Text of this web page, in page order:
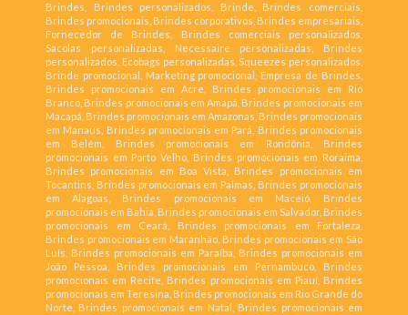
Brindes, Brindes personalizados, Brinde, Brindes comerciais,
Brindes promocionais, Brindes corporativos, Brindes empresariais,
Fornecedor de Brindes, Brindes comerciais personalizados,
Sacolas personalizadas, Necessaire personalizadas, Brindes
personalizados, Ecobags personalizadas, Squeezes personalizados,
Brinde promocional, Marketing promocional, Empresa de Brindes,
Brindes promocionais em Acre, Brindes promocionais em Rio
Branco, Brindes promocionais em Amapá, Brindes promocionais em
Macapá, Brindes promocionais em Amazonas, Brindes promocionais
em Manaus, Brindes promocionais em Pará, Brindes promocionais
em Belém, Brindes promocionais em Rondônia, Brindes
promocionais em Porto Velho, Brindes promocionais em Roraima,
Brindes promocionais em Boa Vista, Brindes promocionais em
Tocantins, Brindes promocionais em Palmas, Brindes promocionais
em Alagoas, Brindes promocionais em Maceió, Brindes
promocionais em Bahia, Brindes promocionais em Salvador, Brindes
promocionais em Ceará, Brindes promocionais em Fortaleza,
Brindes promocionais em Maranhão, Brindes promocionais em São
Luís, Brindes promocionais em Paraíba, Brindes promocionais em
João Pessoa, Brindes promocionais em Pernambuco, Brindes
promocionais em Recife, Brindes promocionais em Piauí, Brindes
promocionais em Teresina, Brindes promocionais em Rio Grande do
Norte, Brindes promocionais em Natal, Brindes promocionais em